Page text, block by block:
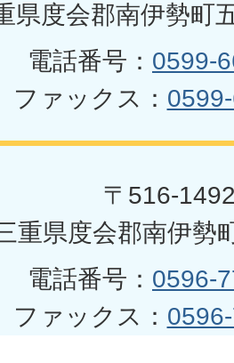
県度会郡南伊勢町
電話番号： 0599-
ファックス：
〒516-
重県度会郡南伊勢
電話番号： 0596-
ファックス：